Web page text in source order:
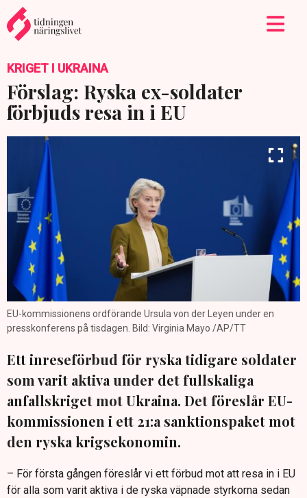
KRIGET I UKRAINA
Förslag: Ryska ex-soldater
förbjuds resa in i EU
EU-kommissionens ordförande Ursula von der Leyen under en
presskonferens på tisdagen. Bild: Virginia Mayo /AP/TT
Ett inreseförbud för ryska tidigare soldater
som varit aktiva under det fullskaliga
anfallskriget mot Ukraina. Det föreslår EU-
kommissionen i ett 21:a sanktionspaket mot
den ryska krigsekonomin.
– För första gången föreslår vi ett förbud mot att resa in i EU
för alla som varit aktiva i de ryska väpnade styrkorna sedan